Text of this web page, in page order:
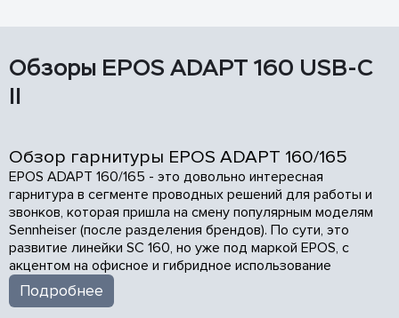
Обзоры EPOS ADAPT 160 USB-C
II
Обзор гарнитуры EPOS ADAPT 160/165
EPOS ADAPT 160/165 - это довольно интересная
гарнитура в сегменте проводных решений для работы и
звонков, которая пришла на смену популярным моделям
Sennheiser (после разделения брендов). По сути, это
развитие линейки SC 160, но уже под маркой EPOS, с
акцентом на офисное и гибридное использование
Подробнее